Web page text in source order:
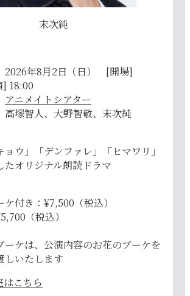
末次純
年8月2日（日） [開場]
18:00
アニメイトシアター
人、大野智敬、末次純
ョウ」「デンファレ」「ヒマワリ」
たオリジナル朗読ドラマ
付き：¥7,500（税込）
（税込）
ケは、公演内容のお花のブーケを
しいたします
はこちら